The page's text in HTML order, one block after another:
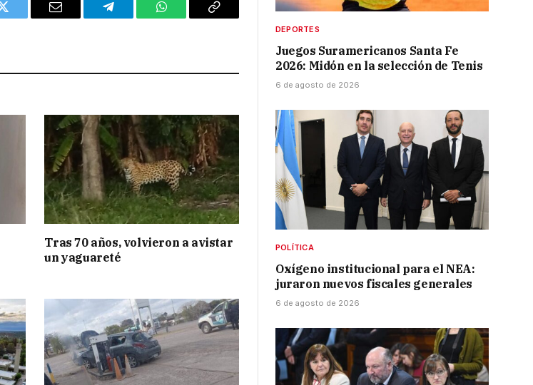
Twitter Email Telegram WhatsAppCopy
Tras 70 años, volvieron a avistar
un yaguareté
DEPORTES
Juegos Suramericanos Santa Fe
2026: Midón en la selección de Tenis
6 de agosto de 2026
POLÍTICA
Oxígeno institucional para el NEA:
juraron nuevos fiscales generales
6 de agosto de 2026